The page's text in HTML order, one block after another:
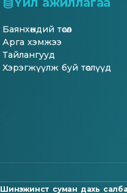
Үйл ажиллагаа
Баянхөндий төсөл
Арга хэмжээ
Тайлангууд
Хэрэгжүүлж буй төслүүд
Шинэжинст суман дахь